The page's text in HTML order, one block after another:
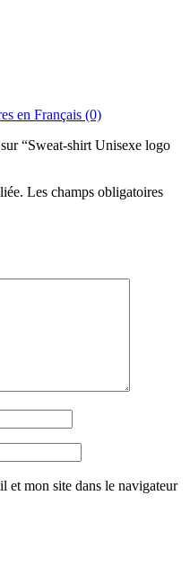
en Français (0)
“Sweat-shirt Unisexe logo
Les champs obligatoires
et mon site dans le navigateur